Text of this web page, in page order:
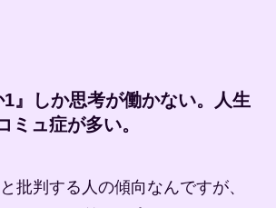
』しか思考が働かない。人生
ミュ症が多い。
批判する人の傾向なんですが、